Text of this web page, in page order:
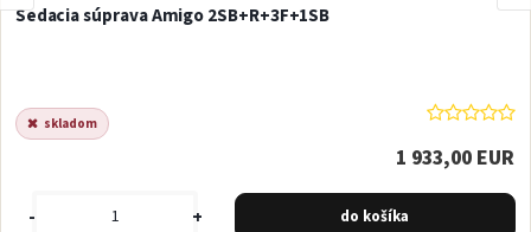
Sedacia súprava Amigo 2SB+R+3F+1SB
1 933,00 EUR
skladom
- +